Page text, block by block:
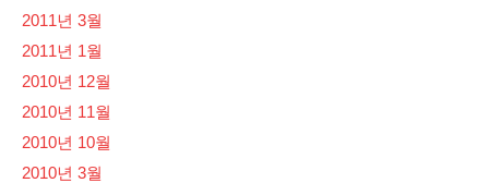
2011년 3월
2011년 1월
2010년 12월
2010년 11월
2010년 10월
2010년 3월